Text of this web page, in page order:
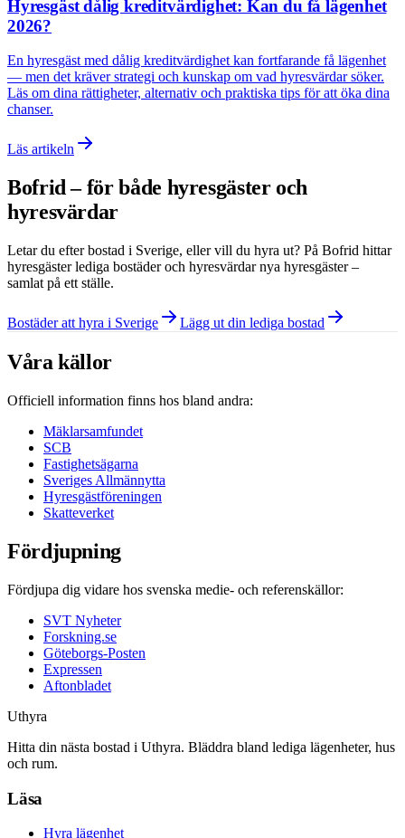
Hyresgäst dålig kreditvärdighet: Kan du få lägenhet
2026?
En hyresgäst med dålig kreditvärdighet kan fortfarande få lägenhet
— men det kräver strategi och kunskap om vad hyresvärdar söker.
Läs om dina rättigheter, alternativ och praktiska tips för att öka dina
chanser.
Läs artikeln
Bofrid – för både hyresgäster och
hyresvärdar
Letar du efter bostad i Sverige, eller vill du hyra ut? På Bofrid hittar
hyresgäster lediga bostäder och hyresvärdar nya hyresgäster –
samlat på ett ställe.
Bostäder att hyra i Sverige Lägg ut din lediga bostad
Våra källor
Officiell information finns hos bland andra:
Mäklarsamfundet
SCB
Fastighetsägarna
Sveriges Allmännytta
Hyresgästföreningen
Skatteverket
Fördjupning
Fördjupa dig vidare hos svenska medie- och referenskällor:
SVT Nyheter
Forskning.se
Göteborgs-Posten
Expressen
Aftonbladet
Uthyra
Hitta din nästa bostad i Uthyra. Bläddra bland lediga lägenheter, hus
och rum.
Läsa
Hyra lägenhet